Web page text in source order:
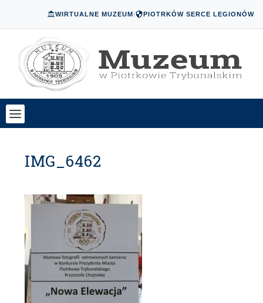
WIRTUALNE MUZEUM| PIOTRKÓW SERCE LEGIONÓW
IMG_6462